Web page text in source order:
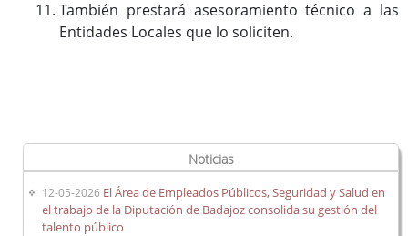
También prestará asesoramiento técnico a las
Entidades Locales que lo soliciten.
Noticias
12-05-2026 El Área de Empleados Públicos, Seguridad y Salud en
el trabajo de la Diputación de Badajoz consolida su gestión del
talento público